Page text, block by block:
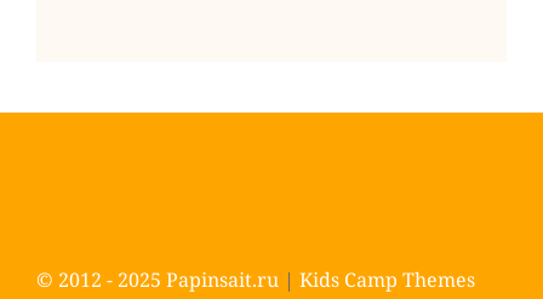
© 2012 - 2025 Papinsait.ru | Kids Camp Themes